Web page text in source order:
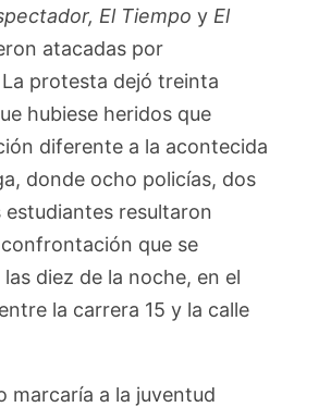
El Tiempo y El
atacadas por
protesta dejó treinta
hubiese heridos que
diferente a la acontecida
donde ocho policías, dos
estudiantes resultaron
que se
diez de la noche, en el
la carrera 15 y la calle
marcaría a la juventud